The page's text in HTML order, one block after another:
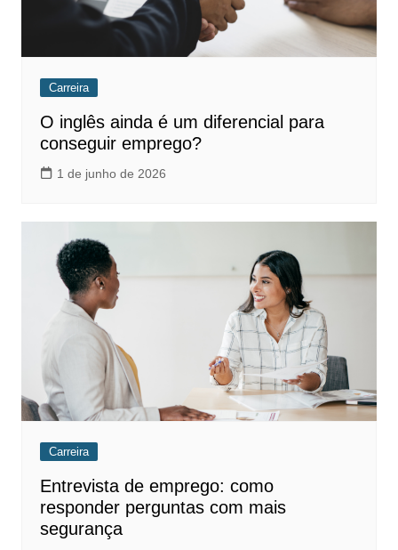
Carreira
O inglês ainda é um diferencial para
conseguir emprego?
1 de junho de 2026
Carreira
Entrevista de emprego: como
responder perguntas com mais
segurança